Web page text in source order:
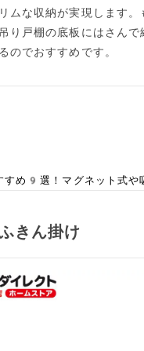
ムな収納が実現します
り戸棚の底板にはさん
のでおすすめです。
すめ9選！マグネット式や
きん掛け